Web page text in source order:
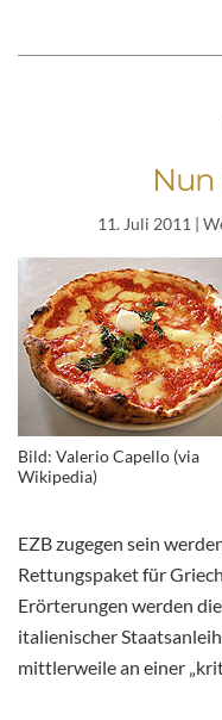
11. Juli 2011 |
Bild: Valerio Capello (via
Wikipedia)
EZB zugegen sein
Rettungspaket für
Erörterungen werden
italienischer
mittlerweile an einer